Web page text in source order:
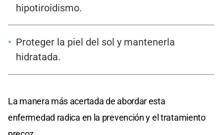
hipotiroidismo.
Proteger la piel del sol y mantenerla
hidratada.
La manera más acertada de abordar esta
enfermedad radica en la prevención y el tratamiento